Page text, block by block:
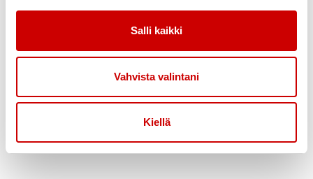
Salli kaikki
Vahvista valintani
Kiellä